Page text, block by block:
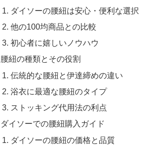
ダイソーの腰紐は安心・便利な選択
他の100均商品との比較
初心者に嬉しいノウハウ
腰紐の種類とその役割
伝統的な腰紐と伊達締めの違い
浴衣に最適な腰紐のタイプ
ストッキング代用法の利点
ダイソーでの腰紐購入ガイド
ダイソーの腰紐の価格と品質